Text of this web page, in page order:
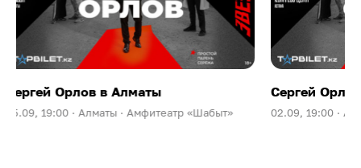
Сергей Орлов в Астане
02.09, 19:00 · Астана · Конгресс-Центр Астана
Сергей
01.09, 19:00 ·